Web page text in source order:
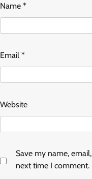
Name *
Email *
Website
Save my name,
next time I comment.